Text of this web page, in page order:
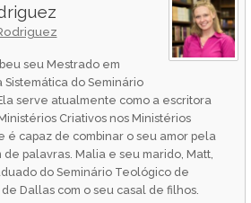
seu Mestrado em
do Seminário
serve atualmente como a escritora
Criativos nos Ministérios
é capaz de combinar o seu amor pela
palavras. Malia e seu marido, Matt,
do Seminário Teológico de
Dallas com o seu casal de filhos.